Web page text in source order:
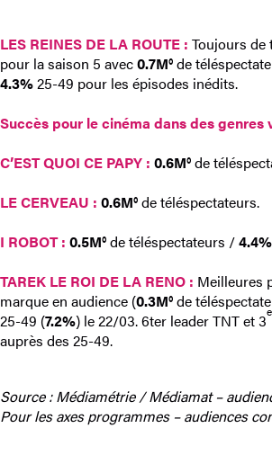
LES REINES DE LA ROUTE : Toujours de
pour la saison 5 avec0.7M°de
4.3%25-49 pour les épisodes inédits.
Succès pour le cinéma dans des genres
C’EST QUOI CE PAPY : 0.6M°de
LE CERVEAU : 0.6M°de téléspectateurs.
I ROBOT : 0.5M°de téléspectateurs /4.4%
TAREK LE ROI DE LA RENO : Meilleures
marque en audience (0.3M°de
25-49 (7.2%) le 22/03. 6ter leader TNT et 3e
auprès des 25-49.
Source : Médiamétrie / Médiamat –
Pour les axes programmes – audiences